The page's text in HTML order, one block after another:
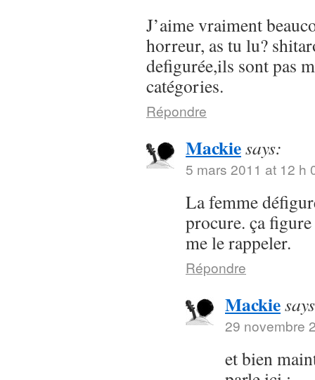
J’aime vraiment
horreur, as tu lu?
defigurée,ils sont pas
catégories.
Répondre
Mackiesays:
5 mars 2011 at 12 h
La femme
procure. ça
me le rappeler.
Répondre
Mackie
29 novembre
et bien